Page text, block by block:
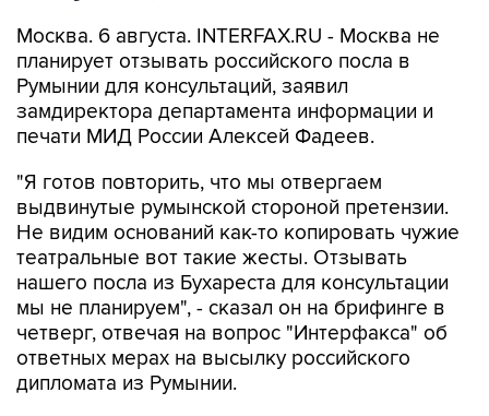
Москва. 6 августа. INTERFAX.RU - Москва не
планирует отзывать российского посла в
Румынии для консультаций, заявил
замдиректора департамента информации и
печати МИД России Алексей Фадеев.
"Я готов повторить, что мы отвергаем
выдвинутые румынской стороной претензии.
Не видим оснований как-то копировать чужие
театральные вот такие жесты. Отзывать
нашего посла из Бухареста для консультации
мы не планируем", - сказал он на брифинге в
четверг, отвечая на вопрос "Интерфакса" об
ответных мерах на высылку российского
дипломата из Румынии.